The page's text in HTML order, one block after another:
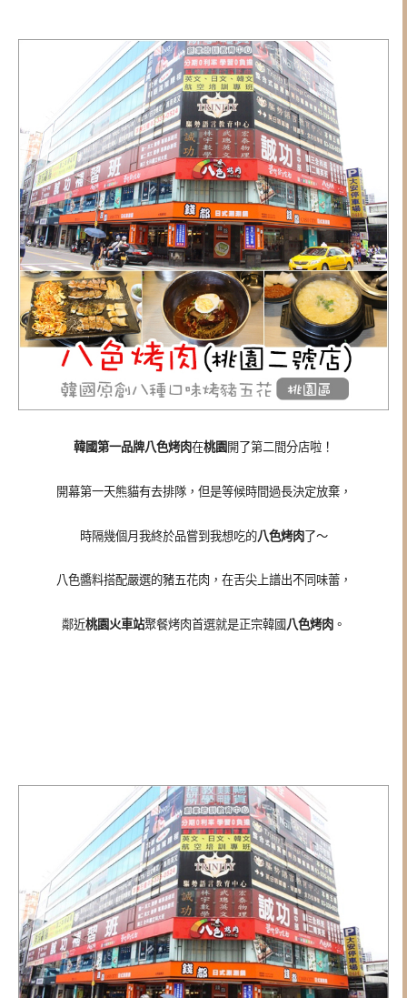
韓國第一品牌八色烤肉在桃園 開了第二間分店啦！
開幕第一天熊貓有去排隊，但是等候時間過長決定放棄，
時隔幾個月我終於品嘗到我想吃的八色烤肉了～
八色醬料搭配嚴選的豬五花肉，在舌尖上譜出不同味蕾，
鄰近桃園火車站聚餐烤肉首選就是正宗韓國 八色烤肉 。